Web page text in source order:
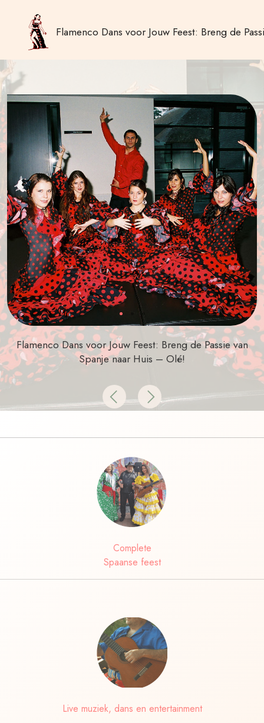
Flamenco Dans voor Jouw Feest: Breng de
Flamenco Dans voor Jouw Feest: Breng de Passie van
Spanje naar Huis – Olé!
PreviousNext
Complete
Spaanse feest
Live muziek, dans en entertainment